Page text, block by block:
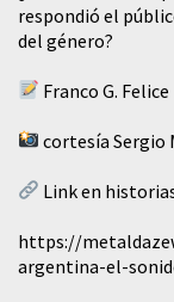
respondió el
del género?
Franco G. Felice
cortesía Sergio
Link en
https://
argentina-el-